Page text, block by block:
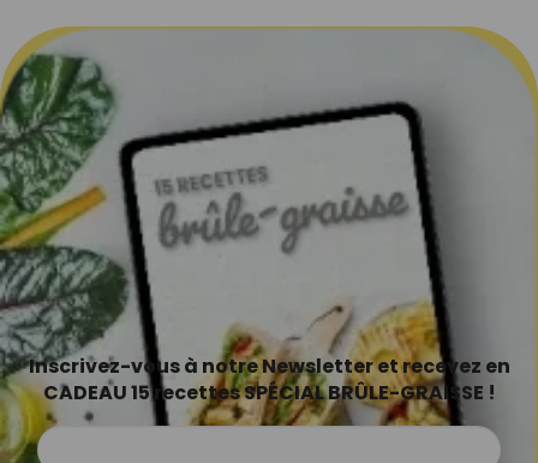
Inscrivez-vous à notre Newsletter et recevez en
CADEAU 15 recettes SPÉCIAL BRÛLE-GRAISSE !